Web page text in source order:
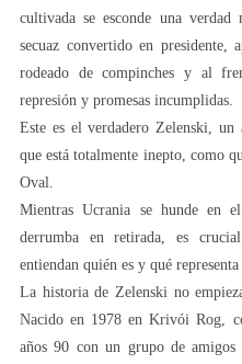
cultivada se esconde una verdad
secuaz convertido en presidente,
rodeado de compinches y al
represión y promesas incumplidas.
Este es el verdadero Zelenski,
que está totalmente inepto, como
Oval.
Mientras Ucrania se hunde en
derrumba en retirada, es crucial
entiendan quién es y qué
La historia de Zelenski no
Nacido en 1978 en Krivói Rog,
años 90 con un grupo de